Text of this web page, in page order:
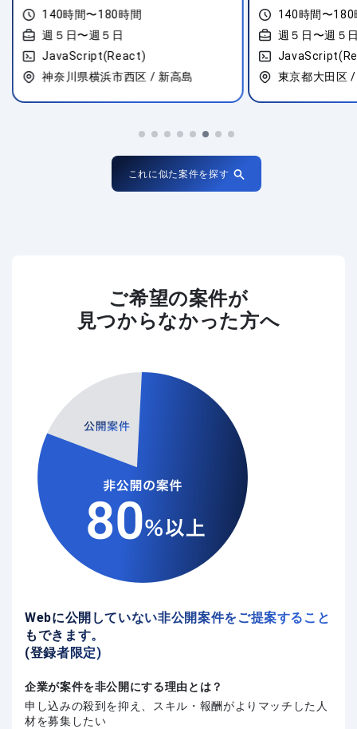
140時間〜180時間
週５日〜週５日
JavaScript(React)
神奈川県横浜市西区 / 新高島
140時間〜180
週５日〜週５
東京都大田区
これに似た案件を探す
ご希望の案件が
見つからなかった方へ
Webに公開していない非公開案件をご提案すること
もできます。
(登録者限定)
企業が案件を非公開にする理由とは？
申し込みの殺到を抑え、スキル・報酬がよりマッチした人
材を募集したい